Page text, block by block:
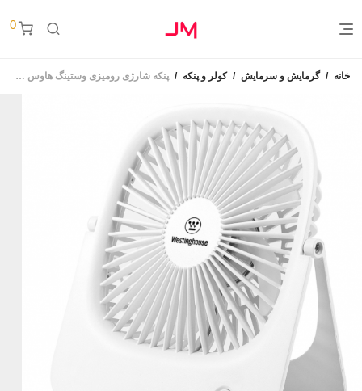
0
خانه / گرمایش و سرمایش / کولر و پنکه / پنکه شارژی رومیزی وستینگ هاوس مدل ۱۵۹